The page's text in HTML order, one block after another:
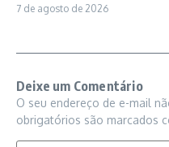
7 de agosto de 2026
Deixe um Comentário
O seu endereço de e-mail
obrigatórios são marcados